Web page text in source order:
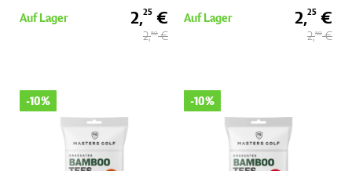
Auf Lager 2,25 €
2,50€
Auf Lager 2,25 €
2,50€
-10% -10%